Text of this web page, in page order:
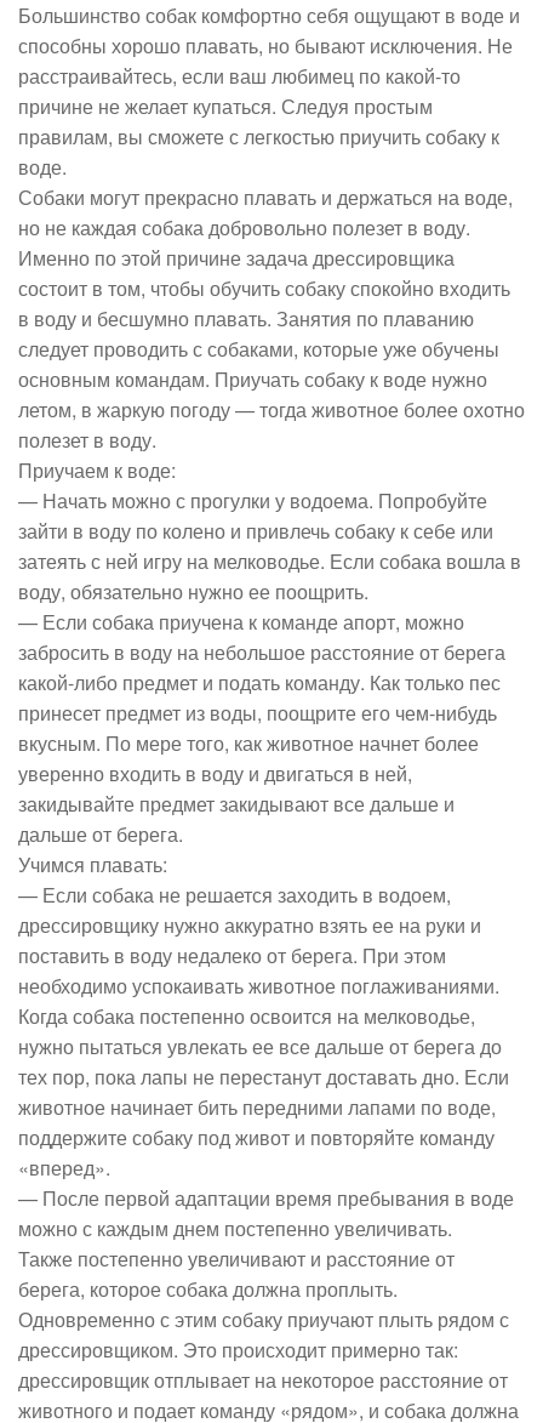
Большинство собак комфортно себя ощущают в воде и
способны хорошо плавать, но бывают исключения. Не
расстраивайтесь, если ваш любимец по какой-то
причине не желает купаться. Следуя простым
правилам, вы сможете с легкостью приучить собаку к
воде.
Собаки могут прекрасно плавать и держаться на воде,
но не каждая собака добровольно полезет в воду.
Именно по этой причине задача дрессировщика
состоит в том, чтобы обучить собаку спокойно входить
в воду и бесшумно плавать. Занятия по плаванию
следует проводить с собаками, которые уже обучены
основным командам. Приучать собаку к воде нужно
летом, в жаркую погоду — тогда животное более охотно
полезет в воду.
Приучаем к воде:
— Начать можно с прогулки у водоема. Попробуйте
зайти в воду по колено и привлечь собаку к себе или
затеять с ней игру на мелководье. Если собака вошла в
воду, обязательно нужно ее поощрить.
— Если собака приучена к команде апорт, можно
забросить в воду на небольшое расстояние от берега
какой-либо предмет и подать команду. Как только пес
принесет предмет из воды, поощрите его чем-нибудь
вкусным. По мере того, как животное начнет более
уверенно входить в воду и двигаться в ней,
закидывайте предмет закидывают все дальше и
дальше от берега.
Учимся плавать:
— Если собака не решается заходить в водоем,
дрессировщику нужно аккуратно взять ее на руки и
поставить в воду недалеко от берега. При этом
необходимо успокаивать животное поглаживаниями.
Когда собака постепенно освоится на мелководье,
нужно пытаться увлекать ее все дальше от берега до
тех пор, пока лапы не перестанут доставать дно. Если
животное начинает бить передними лапами по воде,
поддержите собаку под живот и повторяйте команду
«вперед».
— После первой адаптации время пребывания в воде
можно с каждым днем постепенно увеличивать.
Также постепенно увеличивают и расстояние от
берега, которое собака должна проплыть.
Одновременно с этим собаку приучают плыть рядом с
дрессировщиком. Это происходит примерно так:
дрессировщик отплывает на некоторое расстояние от
животного и подает команду «рядом», и собака должна